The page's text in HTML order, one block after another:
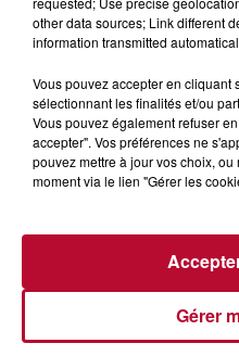
L'actu RTS dans le
other data sources; Link different
information transmitted
Vous pouvez accepter en cliquant
sélectionnant les finalités et/ou
Vous pouvez également refuser
accepter". Vos préférences ne
pouvez mettre à jour vos choix,
moment via le lien "Gérer les
Gérer